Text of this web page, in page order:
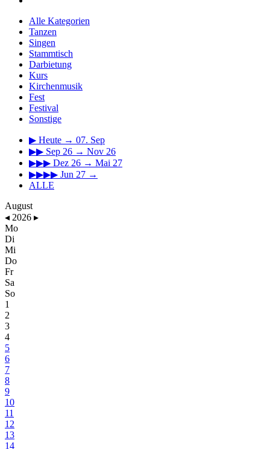
Alle Kategorien
Tanzen
Singen
Stammtisch
Darbietung
Kurs
Kirchenmusik
Fest
Festival
Sonstige
▶ Heute → 07. Sep
▶▶ Sep 26 → Nov 26
▶▶▶ Dez 26 → Mai 27
▶▶▶▶ Jun 27 →
ALLE
August
◂ 2026 ▸
Mo
Di
Mi
Do
Fr
Sa
So
1
2
3
4
5
6
7
8
9
10
11
12
13
14